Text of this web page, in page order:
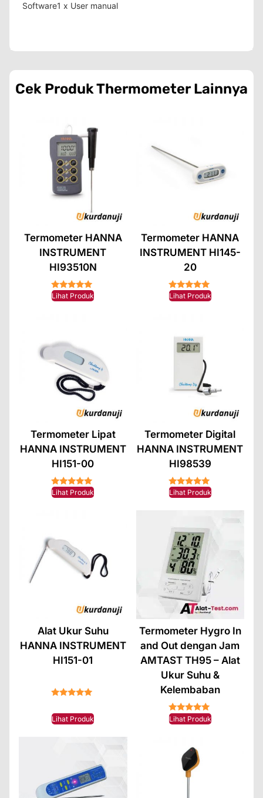
Software1 x User manual
Cek ProdukThermometerLainnya
Termometer HANNA
INSTRUMENT
HI93510N
★★★★★
Lihat Produk
Termometer HANNA
INSTRUMENT HI145-
20
★★★★★
Lihat Produk
Termometer Lipat
HANNA INSTRUMENT
HI151-00
★★★★★
Lihat Produk
Termometer Digital
HANNA INSTRUMENT
HI98539
★★★★★
Lihat Produk
Alat Ukur Suhu
HANNA INSTRUMENT
HI151-01
Lihat Produk
Termometer Hygro In
and Out dengan Jam
AMTAST TH95 – Alat
Ukur Suhu &
Kelembaban
★★★★★
Lihat Produk